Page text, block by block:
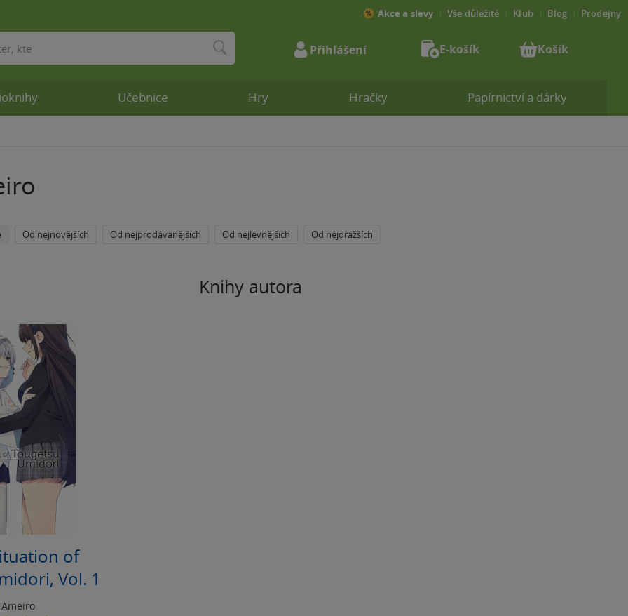
Od nejnovějších Od nejprodávanějších Od nejlevnějších Od nejdražších
Knihy autora
of
Vol. 1
Učebnice Hry Hračky Papírnictví a dárky
Akce a slevy Vše důležité Klub Blog Prodejny
Přihlášení E-košík Košík